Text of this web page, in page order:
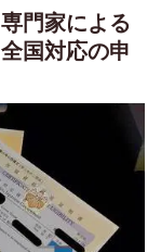
専門家による
全国対応の申